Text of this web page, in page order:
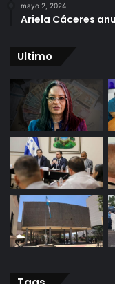
mayo 2, 2024
Ariela Cáceres
Ultimo